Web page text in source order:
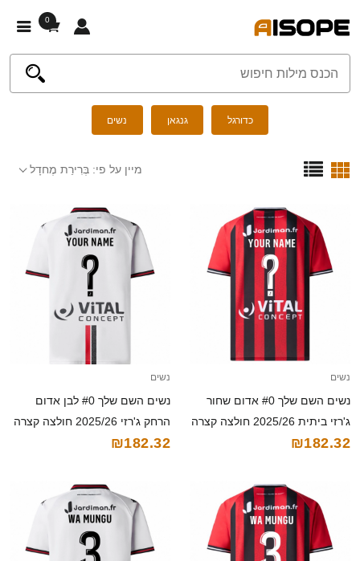
0
כדורגל גנגאן נשים
מיין על פי: בְּרִירַת מֶחדָל
נשים
נשים השם שלך #0 אדום שחור
ג'רזי ביתית 2025/26 חולצה קצרה
₪182.32
נשים
נשים השם שלך #0 לבן אדום
הרחק ג'רזי 2025/26 חולצה קצרה
₪182.32